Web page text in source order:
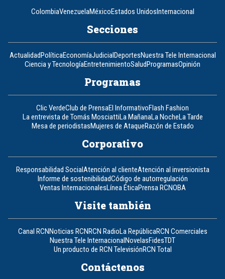
ColombiaVenezuelaMéxicoEstados UnidosInternacional
Secciones
ActualidadPolíticaEconomíaJudicialDeportesNuestra Tele Internacional
Ciencia y TecnologíaEntretenimientoSaludProgramasOpinión
Programas
Clic VerdeClub de PrensaEl InformativoFlash Fashion
La entrevista de Tomás MosciattiLa MañanaLa NocheLa Tarde
Mesa de periodistasMujeres de AtaqueRazón de Estado
Corporativo
Responsabilidad SocialAtención al clienteAtención al inversionista
Informe de sostenibilidadCódigo de autorregulación
Ventas InternacionalesLínea ÉticaPrensa RCNOBA
Visite también
Canal RCNNoticias RCNRCN RadioLa RepúblicaRCN Comerciales
Nuestra Tele InternacionalNovelasFidesTDT
Un producto de RCN TelevisiónRCN Total
Contáctenos